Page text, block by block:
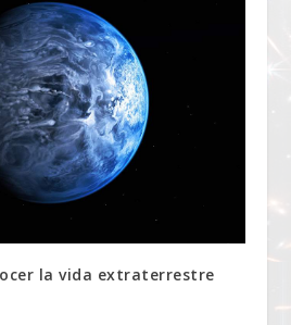
la vida extraterrestre